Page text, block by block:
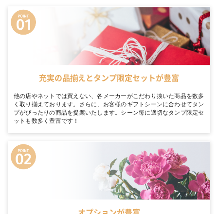
充実の品揃えとタンプ限定セットが豊富
他の店やネットでは買えない、各メーカーがこだわり抜いた商品を数多
く取り揃えております。さらに、お客様のギフトシーンに合わせてタン
プがぴったりの商品を提案いたします。シーン毎に適切なタンプ限定セ
ットも数多く豊富です！